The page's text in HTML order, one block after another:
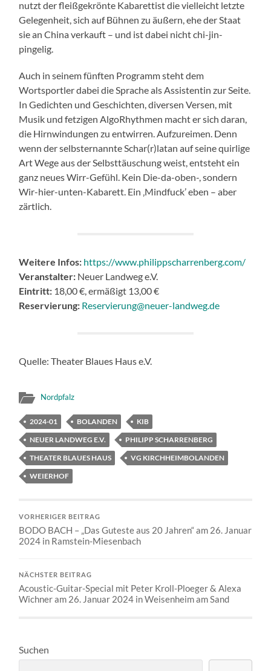
nutzt der fleißgekrönte Kabarettist die vielleicht letzte
Gelegenheit, sich auf Bühnen zu äußern, ehe der Staat
sie an China verkauft – und ist dabei nicht chi-jin-
pingelig.
Auch in seinem fünften Programm steht dem
Wortsportler dabei die Sprache als Assistentin zur Seite.
In Gedichten und Geschichten, diversen Versen, mit
Musik und fetzigen AlgoRhythmen macht er sich daran,
die Hirnwindungen zu entwirren. Aufzureimen. Denn
wenn der selbsternannte Schar(r)latan auf seine quirlige
Art Wege aus der Selbsttäuschung weist, entsteht ein
ganz neues Wirr-Gefühl. Kein Die-da-oben-, sondern
Wir-hier-unten-Kabarett. Ein ‚Mindfuck’ eben – aber
zärtlich.
Weitere Infos: https://www.philippscharrenberg.com/
Veranstalter: Neuer Landweg e.V.
Eintritt: 18,00 €, ermäßigt 13,00 €
Reservierung: Reservierung@neuer-landweg.de
Quelle: Theater Blaues Haus e.V.
Nordpfalz
2024-01 BOLANDEN
KIB
NEUER LANDWEG E.V.
PHILIPP SCHARRENBERG
THEATER BLAUES HAUS
VG KIRCHHEIMBOLANDEN
WEIERHOF
VORHERIGER BEITRAG
BODO BACH – „Das Guteste aus 20 Jahren“ am 26. Januar
2024 in Ramstein-Miesenbach
NÄCHSTER BEITRAG
Acoustic-Guitar-Special mit Peter Kroll-Ploeger & Alexa
Wichner am 26. Januar 2024 in Weisenheim am Sand
Suchen